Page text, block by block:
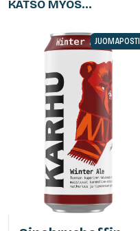
KATSO MYÖS...
JUOMAPOSTI